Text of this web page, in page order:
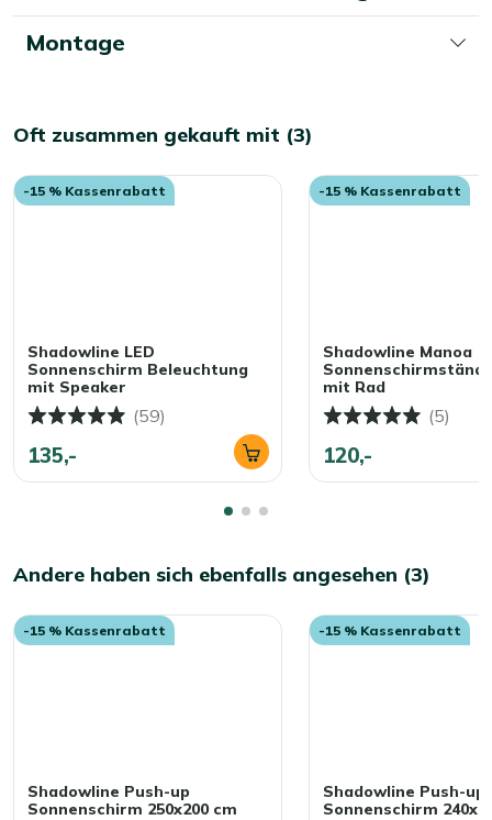
Herbst an einem sonnigen Tag noch einmal auf. Ein
kurzes Lüften sorgt dafür, dass er frisch bleibt. Wenig
Montage
Oft zusammen gekauft mit (3)
-15 % Kassenrabatt
Shadowline LED
Sonnenschirm Beleuchtung
mit Speaker
(59)
135,-
-15 % Kassenrabatt
Shadowline Manoa
mit Rad
(5)
120,-
Andere haben sich ebenfalls angesehen (3)
-15 % Kassenrabatt
Shadowline Push-up
Sonnenschirm 250x200 cm
-15 % Kassenrabatt
Shadowline Push-up
Sonnenschirm